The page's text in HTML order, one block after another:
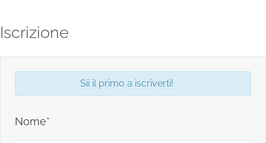
Iscrizione
Sii il primo a iscriverti!
Nome*